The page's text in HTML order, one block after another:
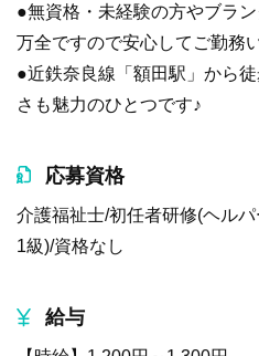
●無資格・未経験の方やブラ
万全ですので安心してご勤務
●近鉄奈良線「額田駅」から
さも魅力のひとつです♪
応募資格
介護福祉士/初任者研修(ヘル
1級)/資格なし
給与